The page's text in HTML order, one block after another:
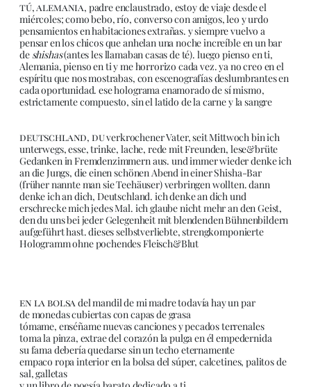
tú, alemania, padre enclaustrado, estoy de viaje desde el
miércoles; como bebo, río, converso con amigos, leo y urdo
pensamientos en habitaciones extrañas. y siempre vuelvo a
pensar en los chicos que anhelan una noche increíble en un bar
de shishas(antes les llamaban casas de té). luego pienso en ti,
Alemania, pienso en ti y me horrorizo cada vez. ya no creo en el
espíritu que nos mostrabas, con escenografías deslumbrantes en
cada oportunidad. ese holograma enamorado de sí mismo,
estrictamente compuesto, sin el latido de la carne y la sangre
deutschland, duverkrochener Vater, seit Mittwoch bin ich
unterwegs, esse, trinke, lache, rede mit Freunden, lese&brüte
Gedanken in Fremdenzimmern aus. und immer wieder denke ich
an die Jungs, die einen schönen Abend in einer Shisha-Bar
(früher nannte man sie Teehäuser) verbringen wollten. dann
denke ich an dich, Deutschland. ich denke an dich und
erschrecke mich jedes Mal. ich glaube nicht mehr an den Geist,
den du uns bei jeder Gelegenheit mit blendenden Bühnenbildern
aufgeführt hast. dieses selbstverliebte, strengkomponierte
Hologramm ohne pochendes Fleisch&Blut
en la bolsadel mandil de mi madre todavía hay un par
de monedas cubiertas con capas de grasa
tómame, enséñame nuevas canciones y pecados terrenales
toma la pinza, extrae del corazón la pulga en él empedernida
su fama debería quedarse sin un techo eternamente
empaco ropa interior en la bolsa del súper, calcetines, palitos de
sal, galletas